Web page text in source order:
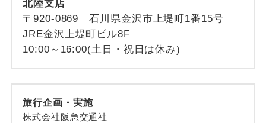
北陸支店
〒920-0869 石川県金沢市上堤町1番15号
JRE金沢上堤町ビル8F
10:00～16:00(土日・祝日は休み)
旅行企画・実施
株式会社阪急交通社